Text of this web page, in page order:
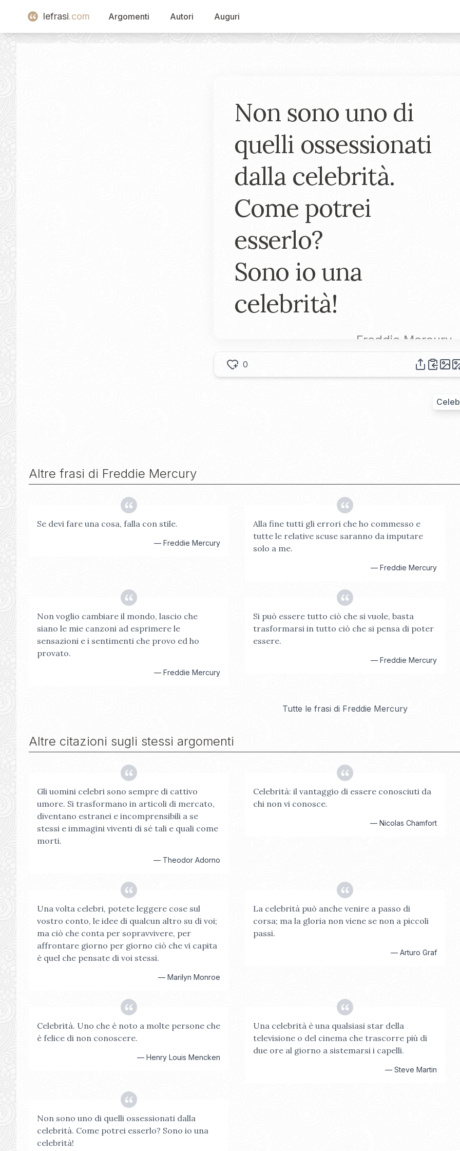
lefrasi.com Argomenti Autori Auguri
Non sono uno di
quelli ossessionati
dalla celebrità.
Come potrei
esserlo?
Sono io una
celebrità!
Freddie Mercury
0
Altre frasi di Freddie Mercury
Se devi fare una cosa, falla con stile.
—Freddie Mercury
Alla fine tutti gli errori che ho commesso e
tutte le relative scuse saranno da imputare
solo a me.
— Freddie Mercury
Non voglio cambiare il mondo, lascio che
siano le mie canzoni ad esprimere le
sensazioni e i sentimenti che provo ed ho
provato.
—Freddie Mercury
Si può essere tutto ciò che si vuole, basta
trasformarsi in tutto ciò che si pensa di poter
essere.
— Freddie Mercury
Tutte le frasi di Freddie Mercury
Altre citazioni sugli stessi argomenti
Gli uomini celebri sono sempre di cattivo
umore. Si trasformano in articoli di mercato,
diventano estranei e incomprensibili a se
stessi e immagini viventi di sé tali e quali come
morti.
— Theodor Adorno
Celebrità: il vantaggio di essere conosciuti da
chi non vi conosce.
— Nicolas Chamfort
Una volta celebri, potete leggere cose sul
vostro conto, le idee di qualcun altro su di voi;
ma ciò che conta per sopravvivere, per
affrontare giorno per giorno ciò che vi capita
è quel che pensate di voi stessi.
—Marilyn Monroe
La celebrità può anche venire a passo di
corsa; ma la gloria non viene se non a piccoli
passi.
— Arturo Graf
Celebrità. Uno che è noto a molte persone che
è felice di non conoscere.
—Henry Louis Mencken
Una celebrità è una qualsiasi star della
televisione o del cinema che trascorre più di
due ore al giorno a sistemarsi i capelli.
— Steve Martin
Non sono uno di quelli ossessionati dalla
celebrità. Come potrei esserlo? Sono io una
celebrità!